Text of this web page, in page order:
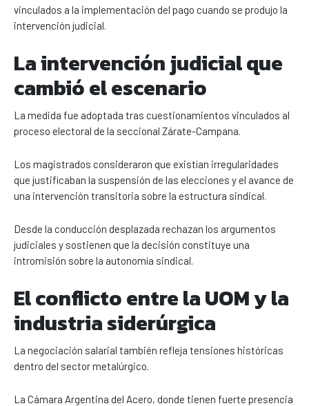
vinculados a la implementación del pago cuando se produjo la
intervención judicial.
La intervención judicial que
cambió el escenario
La medida fue adoptada tras cuestionamientos vinculados al
proceso electoral de la seccional Zárate-Campana.
Los magistrados consideraron que existían irregularidades
que justificaban la suspensión de las elecciones y el avance de
una intervención transitoria sobre la estructura sindical.
Desde la conducción desplazada rechazan los argumentos
judiciales y sostienen que la decisión constituye una
intromisión sobre la autonomía sindical.
El conflicto entre la UOM y la
industria siderúrgica
La negociación salarial también refleja tensiones históricas
dentro del sector metalúrgico.
La Cámara Argentina del Acero, donde tienen fuerte presencia